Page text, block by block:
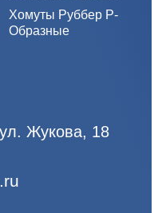
Хомуты Руббер Р-
Образные
ул. Жукова, 18